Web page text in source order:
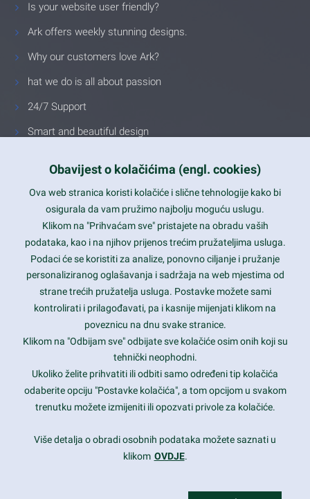
Is your website user friendly?
Ark offers weekly stunning designs.
Why our customers love Ark?
hat we do is all about passion
24/7 Support
Smart and beautiful design
Latest trends and much more...
Contact Info
1600 Amphitheatre Parkway, Mountain View, CA 94043
prothemes.net@gmail.com
Daily: 9:00 am - 6:00 pm
Sunday: Closed
Copyright 2017FRESHFACE© All Rights Reserved
Obavijest o kolačićima (engl. cookies)
Ova web stranica koristi kolačiće i slične tehnologije kako bi
osigurala da vam pružimo najbolju moguću uslugu.
Klikom na "Prihvaćam sve" pristajete na obradu vaših
podataka, kao i na njihov prijenos trećim pružateljima usluga.
Podaci će se koristiti za analize, ponovno ciljanje i pružanje
personaliziranog oglašavanja i sadržaja na web mjestima od
strane trećih pružatelja usluga. Postavke možete sami
kontrolirati i prilagođavati, pa i kasnije mijenjati klikom na
poveznicu na dnu svake stranice.
Klikom na "Odbijam sve" odbijate sve kolačiće osim onih koji su
tehnički neophodni.
Ukoliko želite prihvatiti ili odbiti samo određeni tip kolačića
odaberite opciju "Postavke kolačića", a tom opcijom u svakom
trenutku možete izmijeniti ili opozvati privole za kolačiće.
Više detalja o obradi osobnih podataka možete saznati u
klikom OVDJE.